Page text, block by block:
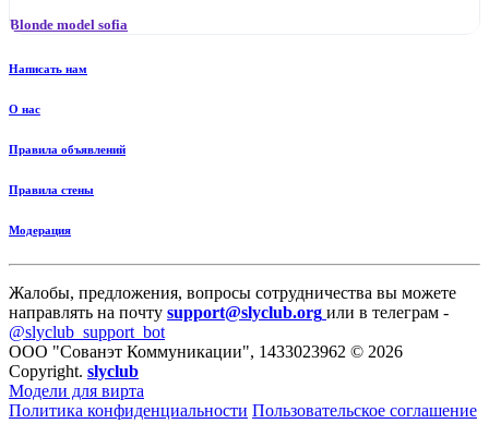
Blonde model sofia
Написать нам
О нас
Правила объявлений
Правила стены
Модерация
Жалобы, предложения, вопросы сотрудничества вы можете
направлять на почту support@slyclub.org или в телеграм -
@slyclub_support_bot
ООО "Сованэт Коммуникации", 1433023962 © 2026
Copyright. slyclub
Модели для вирта
Политика конфиденциальности Пользовательское соглашение